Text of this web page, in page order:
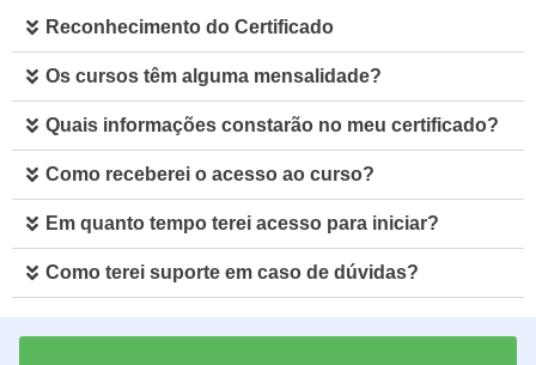
Reconhecimento do Certificado
Os cursos têm alguma mensalidade?
Quais informações constarão no meu certificado?
Como receberei o acesso ao curso?
Em quanto tempo terei acesso para iniciar?
Como terei suporte em caso de dúvidas?